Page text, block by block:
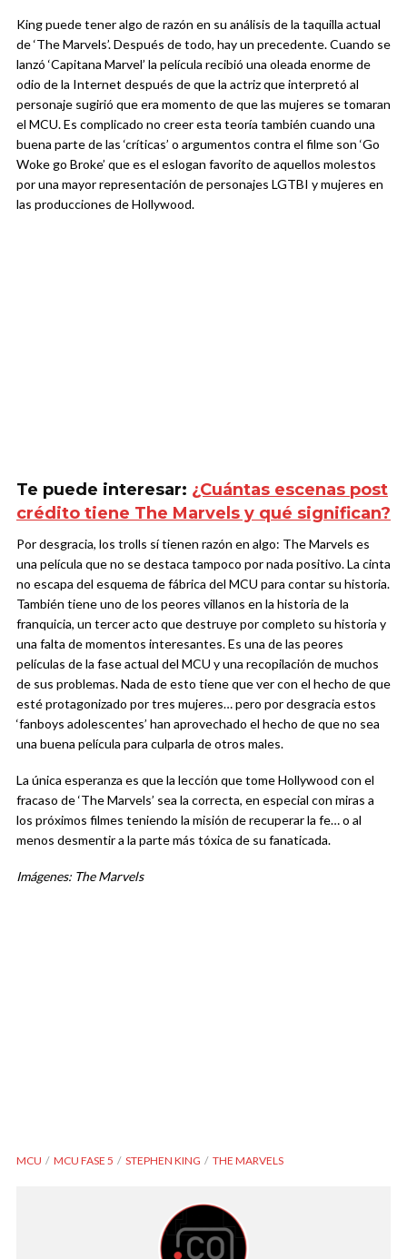
King puede tener algo de razón en su análisis de la taquilla actual
de ‘The Marvels’. Después de todo, hay un precedente. Cuando se
lanzó ‘Capitana Marvel’ la película recibió una oleada enorme de
odio de la Internet después de que la actriz que interpretó al
personaje sugirió que era momento de que las mujeres se tomaran
el MCU. Es complicado no creer esta teoría también cuando una
buena parte de las ‘críticas’ o argumentos contra el filme son ‘Go
Woke go Broke’ que es el eslogan favorito de aquellos molestos
por una mayor representación de personajes LGTBI y mujeres en
las producciones de Hollywood.
Te puede interesar: ¿Cuántas escenas post
crédito tiene The Marvels y qué significan?
Por desgracia, los trolls sí tienen razón en algo: The Marvels es
una película que no se destaca tampoco por nada positivo. La cinta
no escapa del esquema de fábrica del MCU para contar su historia.
También tiene uno de los peores villanos en la historia de la
franquicia, un tercer acto que destruye por completo su historia y
una falta de momentos interesantes. Es una de las peores
películas de la fase actual del MCU y una recopilación de muchos
de sus problemas. Nada de esto tiene que ver con el hecho de que
esté protagonizado por tres mujeres… pero por desgracia estos
‘fanboys adolescentes’ han aprovechado el hecho de que no sea
una buena película para culparla de otros males.
La única esperanza es que la lección que tome Hollywood con el
fracaso de ‘The Marvels’ sea la correcta, en especial con miras a
los próximos filmes teniendo la misión de recuperar la fe… o al
menos desmentir a la parte más tóxica de su fanaticada.
Imágenes: The Marvels
MCU MCU FASE 5 STEPHEN KING THE MARVELS